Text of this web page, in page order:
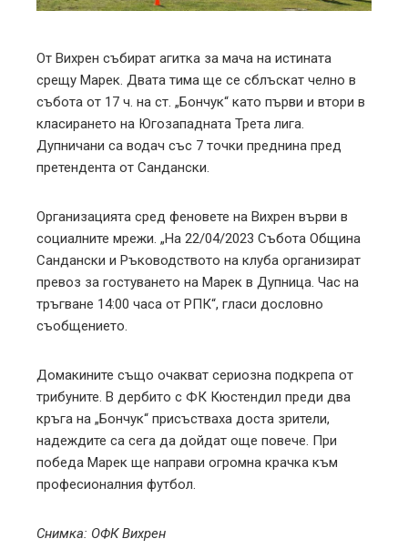
От Вихрен събират агитка за мача на истината
срещу Марек. Двата тима ще се сблъскат челно в
събота от 17 ч. на ст. „Бончук“ като първи и втори в
класирането на Югозападната Трета лига.
Дупничани са водач със 7 точки преднина пред
претендента от Сандански.
Организацията сред феновете на Вихрен върви в
социалните мрежи. „На 22/04/2023 Събота Община
Сандански и Ръководството на клуба организират
превоз за гостуването на Марек в Дупница. Час на
тръгване 14:00 часа от РПК“, гласи дословно
съобщението.
Домакините също очакват сериозна подкрепа от
трибуните. В дербито с ФК Кюстендил преди два
кръга на „Бончук“ присъстваха доста зрители,
надеждите са сега да дойдат още повече. При
победа Марек ще направи огромна крачка към
професионалния футбол.
Снимка: ОФК Вихрен